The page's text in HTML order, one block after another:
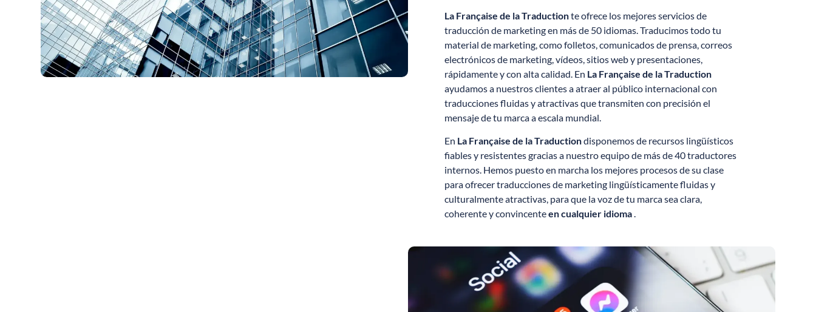
La Française de la Traductionte ofrece los mejores servicios de
traducción de marketing en más de 50 idiomas. Traducimos todo tu
material de marketing, como folletos, comunicados de prensa, correos
electrónicos de marketing, vídeos, sitios web y presentaciones,
rápidamente y con alta calidad. En La Française de la Traduction
ayudamos a nuestros clientes a atraer al público internacional con
traducciones fluidas y atractivas que transmiten con precisión el
mensaje de tu marca a escala mundial.
En La Française de la Traductiondisponemos de recursos lingüísticos
fiables y resistentes gracias a nuestro equipo de más de 40 traductores
internos. Hemos puesto en marcha los mejores procesos de su clase
para ofrecer traducciones de marketing lingüísticamente fluidas y
culturalmente atractivas, para que la voz de tu marca sea clara,
coherente y convincenteen cualquier idioma.